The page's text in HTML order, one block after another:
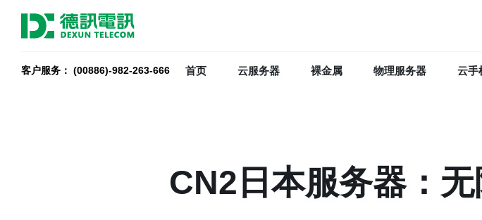
客户服务： (00886)-982-263-666 首页 云服务器 裸金属 物理服务器 云手
CN2日本服务器：